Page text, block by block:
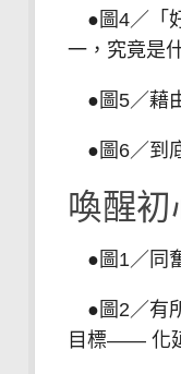
●圖4／「
一，究竟是
●圖5／藉
●圖6／到
喚醒
●圖1／同
●圖2／有
目標—— 化